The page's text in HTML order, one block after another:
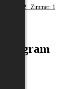
32 Zimmer: 1